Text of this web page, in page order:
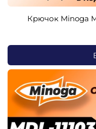
Крючок Minoga